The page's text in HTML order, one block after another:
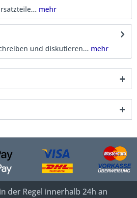
mehr
und diskutieren... mehr
in der Regel innerhalb 24h an